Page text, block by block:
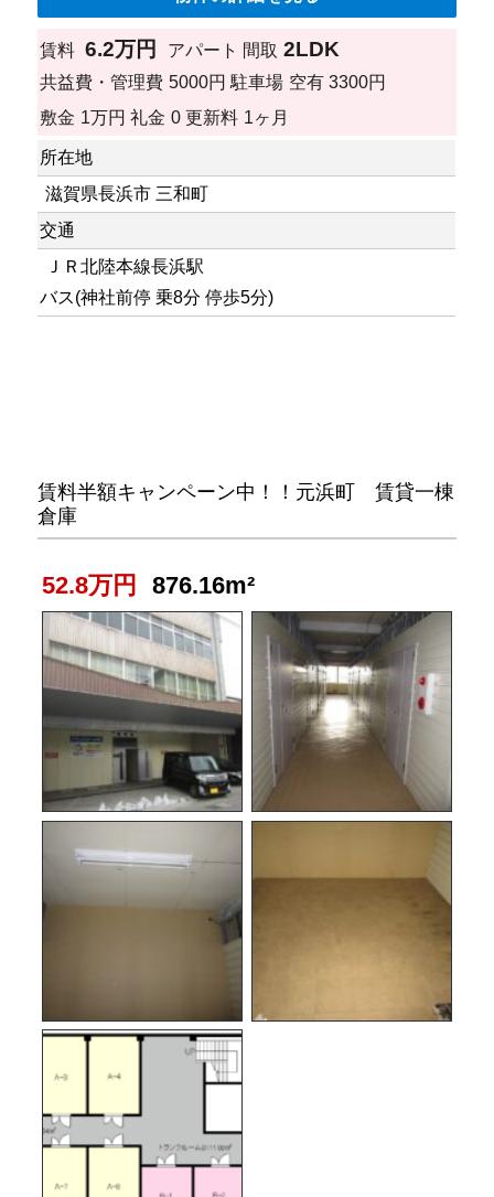
賃料 6.2万円 アパート 間取 2LDK
共益費・管理費 5000円 駐車場 空有 3300円
敷金 1万円 礼金 0 更新料 1ヶ月
所在地
滋賀県長浜市 三和町
交通
ＪＲ北陸本線長浜駅
バス(神社前停 乗8分 停歩5分)
賃料半額キャンペーン中！！元浜町 賃貸一棟
倉庫
52.8万円 876.16m²